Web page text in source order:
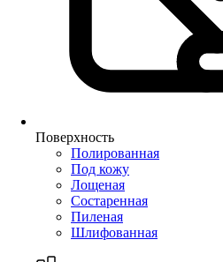
Поверхность
Полированная
Под кожу
Лощеная
Состаренная
Пиленая
Шлифованная